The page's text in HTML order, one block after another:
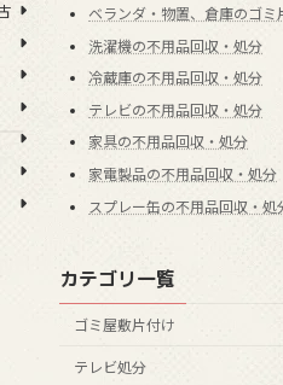
ベランダ・物置、倉庫のゴミ
洗濯機の不用品回収・処分
冷蔵庫の不用品回収・処分
テレビの不用品回収・処分
家具の不用品回収・処分
家電製品の不用品回収・処分
スプレー缶の不用品回収・処
カテゴリ一覧
ゴミ屋敷片付け
テレビ処分